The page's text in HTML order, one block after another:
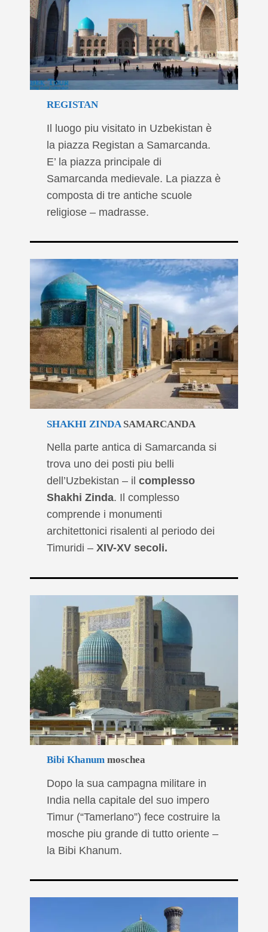
REGISTAN
Il luogo piu visitato in Uzbekistan è
la piazza Registan a Samarcanda.
E’ la piazza principale di
Samarcanda medievale. La piazza è
composta di tre antiche scuole
religiose – madrasse.
SHAKHI ZINDASAMARCANDA
Nella parte antica di Samarcanda si
trova uno dei posti piu belli
dell’Uzbekistan – il complesso
Shakhi Zinda. Il complesso
comprende i monumenti
architettonici risalenti al periodo dei
Timuridi – XIV-XV secoli.
Bibi Khanummoschea
Dopo la sua campagna militare in
India nella capitale del suo impero
Timur (“Tamerlano”) fece costruire la
mosche piu grande di tutto oriente –
la Bibi Khanum.